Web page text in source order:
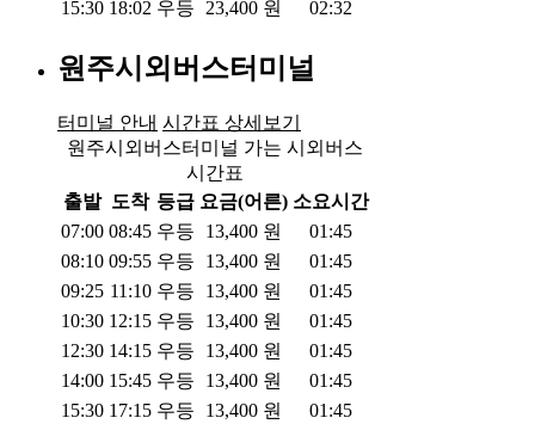
15:30 18:02 우등 23,400 원 02:32
원주시외버스터미널
터미널 안내 시간표 상세보기
원주시외버스터미널 가는 시외버스
시간표
출발 도착 등급 요금(어른) 소요시간
07:00 08:45 우등 13,400 원
01:45
08:10 09:55 우등 13,400 원
01:45
09:25 11:10 우등 13,400 원
01:45
10:30 12:15 우등 13,400 원
01:45
12:30 14:15 우등 13,400 원
01:45
14:00 15:45 우등 13,400 원
01:45
15:30 17:15 우등 13,400 원
01:45